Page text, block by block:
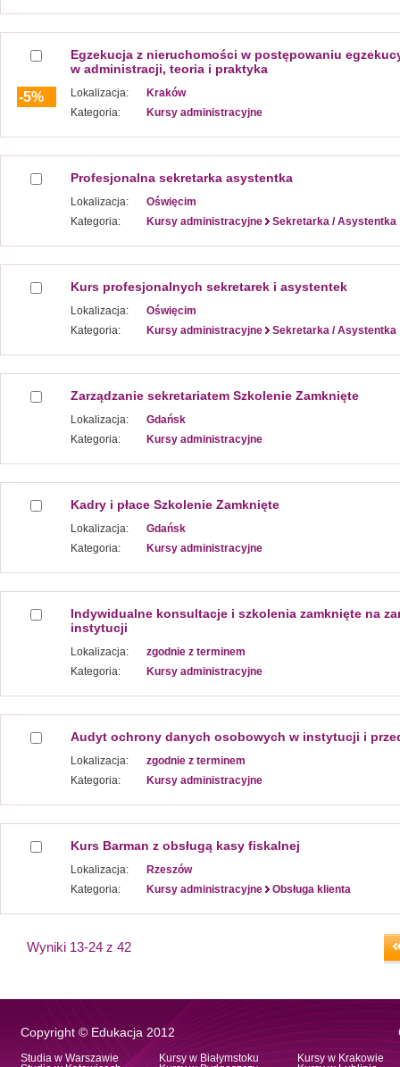
-5%
Egzekucja z nieruchomości w postępowaniu
w administracji, teoria i praktyka
Lokalizacja:
Kraków
Kategoria:
Kursy administracyjne
Profesjonalna sekretarka asystentka
Lokalizacja:
Oświęcim
Kategoria:
Kursy administracyjne Sekretarka / Asystentka
Kurs profesjonalnych sekretarek i asystentek
Lokalizacja:
Oświęcim
Kategoria:
Kursy administracyjne Sekretarka / Asystentka
Zarządzanie sekretariatem Szkolenie Zamknięte
Lokalizacja:
Gdańsk
Kategoria:
Kursy administracyjne
Kadry i płace Szkolenie Zamknięte
Lokalizacja:
Gdańsk
Kategoria:
Kursy administracyjne
Indywidualne konsultacje i szkolenia zamknięte na
instytucji
Lokalizacja:
zgodnie z terminem
Kategoria:
Kursy administracyjne
Audyt ochrony danych osobowych w instytucji i
Lokalizacja:
zgodnie z terminem
Kategoria:
Kursy administracyjne
Kurs Barman z obsługą kasy fiskalnej
Lokalizacja:
Rzeszów
Kategoria:
Kursy administracyjne Obsługa klienta
Wyniki 13-24 z 42
Copyright © Edukacja 2012
Studia w Warszawie
Kursy w Białymstoku
Kursy w Krakowie